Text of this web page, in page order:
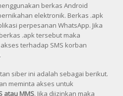
berkas Android
elektronik. Berkas .apk
perpesanan WhatsApp. Jika
.apk tersebut maka
terhadap SMS korban
siber ini adalah sebagai berikut.
meminta akses untuk
atau MMS. Jika diizinkan maka